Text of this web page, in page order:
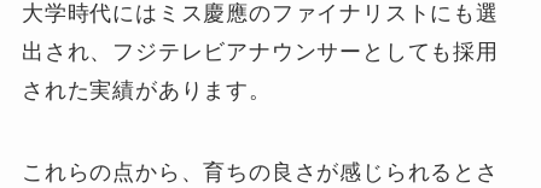
大学時代にはミス慶應のファイナリストにも選
出され、フジテレビアナウンサーとしても採用
された実績があります。
これらの点から、育ちの良さが感じられるとさ